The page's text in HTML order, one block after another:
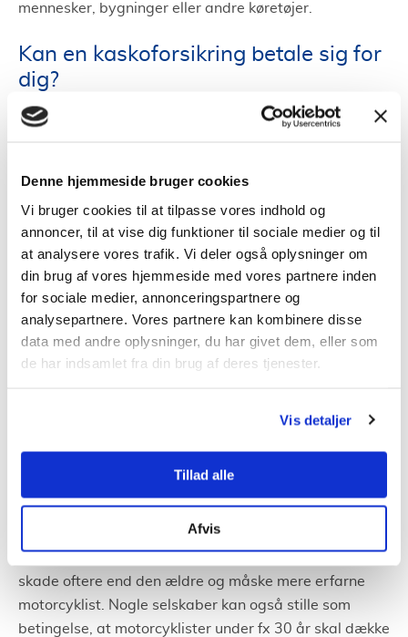
Denne hjemmeside bruger cookies
Vi bruger cookies til at tilpasse vores indhold og
annoncer, til at vise dig funktioner til sociale medier og til
at analysere vores trafik. Vi deler også oplysninger om
din brug af vores hjemmeside med vores partnere inden
for sociale medier, annonceringspartnere og
analysepartnere. Vores partnere kan kombinere disse
data med andre oplysninger, du har givet dem, eller som
de har indsamlet fra din brug af deres tjenester.
Vis detaljer
Tillad alle
Afvis
mennesker, bygninger eller andre køretøjer.
Kan en kaskoforsikring betale sig for
dig?
Hvis du vil køre mere trygt på vejene, når det gælder
med kasko. Den dækker skader på din motorcykel for
tyveri og lignende.
Kaskoforsikringen dækker i nogle tilfælde redning og
vejhjælp – også i udlandet. Og den vil typisk erstatte
fastmonteret tilbehør med en værdi op til 14.663 kr.
(2021-indeks).
Hvad koster en kaskoforsikring
Prisen på din mc forsikring afhænger af flere forskellige
En 19-årig betaler mere i forsikringspræmie end en
skade oftere end den ældre og måske mere erfarne
motorcyklist. Nogle selskaber kan også stille som
betingelse, at motorcyklister under fx 30 år skal dække